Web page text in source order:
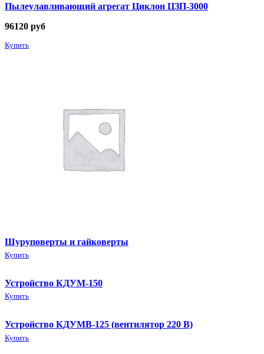
Пылеулавливающий агрегат Циклон ЦЗП-3000
96120 руб
Купить
Шуруповерты и гайковерты
Купить
Устройство КДУМ-150
Купить
Устройство КДУМВ-125 (вентилятор 220 В)
Купить